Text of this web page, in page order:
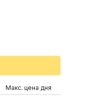
Макс. цена дня